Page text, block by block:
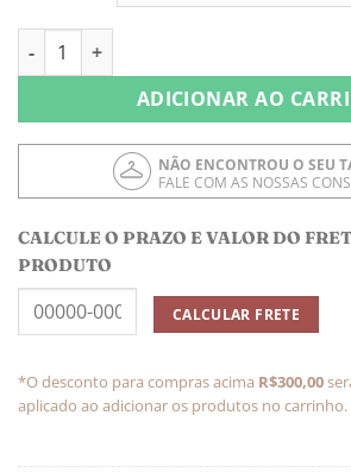
Calcinha Alta Preta quantidade
ADICIONAR AO
NÃO ENCONTROU O SEU
FALE COM AS NOSSAS
CALCULE O PRAZO E VALOR DO
PRODUTO
*O desconto para compras acima R$300,00
aplicado ao adicionar os produtos no carrinho.